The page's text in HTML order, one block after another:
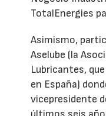
TotalEnergies
Asimismo,
Aselube (la
Lubricantes,
en España)
vicepresidente